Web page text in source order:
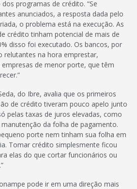
programas de crédito. “Se
anunciados, a resposta dada pelo
o problema está na execução. As
crédito tinham potencial de mais de
disso foi executado. Os bancos, por
relutantes na hora emprestar,
de menor porte, que têm
do Ibre, avalia que os primeiros
de crédito tiveram pouco apelo junto
pelas taxas de juros elevadas, como
da folha de pagamento.
porte nem tinham sua folha em
Tomar crédito simplesmente ficou
elas do que cortar funcionários ou
pode ir em uma direção mais